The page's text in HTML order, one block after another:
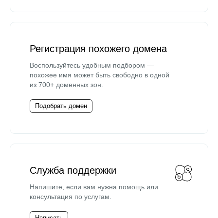
Регистрация похожего домена
Воспользуйтесь удобным подбором —
похожее имя может быть свободно в одной
из 700+ доменных зон.
Подобрать домен
Служба поддержки
Напишите, если вам нужна помощь или
консультация по услугам.